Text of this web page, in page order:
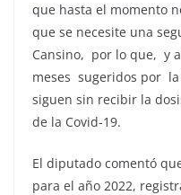
que hasta el momento
que se necesite una
Cansino, por lo que, y
meses sugeridos por
siguen sin recibir la
de la Covid-19.
El diputado comentó
para el año 2022,